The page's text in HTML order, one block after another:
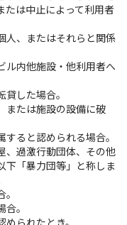
たは中止によって利用者
人、またはそれらと関係
ル内他施設・他利用者へ
した場合。
または施設の設備に破
ると認められる場合。
、過激行動団体、その他
下「暴力団等」と称しま
。
られたとき。